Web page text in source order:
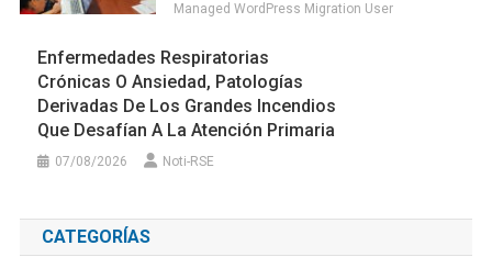
Managed WordPress Migration User
Enfermedades Respiratorias
Crónicas O Ansiedad, Patologías
Derivadas De Los Grandes Incendios
Que Desafían A La Atención Primaria
07/08/2026 Noti-RSE
CATEGORÍAS